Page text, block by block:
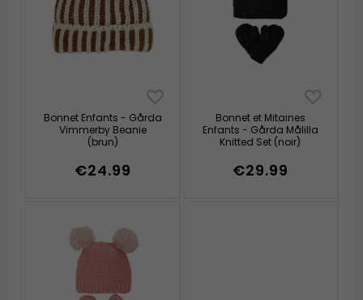
Bonnet Enfants - Gårda
Vimmerby Beanie
(brun)
€24.99
Bonnet et Mitaines
Enfants - Gårda Målilla
Knitted Set (noir)
€29.99